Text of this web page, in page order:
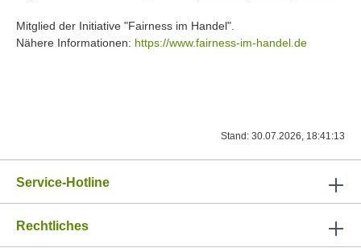
Mitglied der Initiative "Fairness im Handel".
Nähere Informationen: https://www.fairness-im-handel.de
Stand: 30.07.2026, 18:41:13
Service-Hotline
Rechtliches